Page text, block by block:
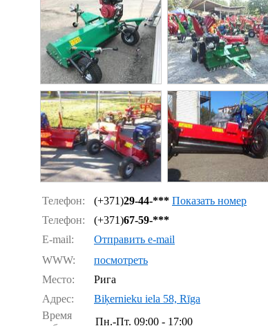
Телефон: (+371)29-44-*** Показать номер
Телефон: (+371)67-59-***
E-mail: Отправить e-mail
WWW:
посмотреть
Место:
Рига
Адрес:
Biķernieku iela 58, Rīga
Время
Пн.-Пт. 09:00 - 17:00